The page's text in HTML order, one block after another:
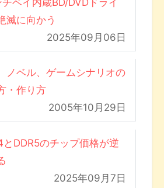
滅に向かう
2025年09月06日
ノベル、ゲームシナリオの
・作り方
2005年10月29日
とDDR5のチップ価格が逆
2025年09月7日